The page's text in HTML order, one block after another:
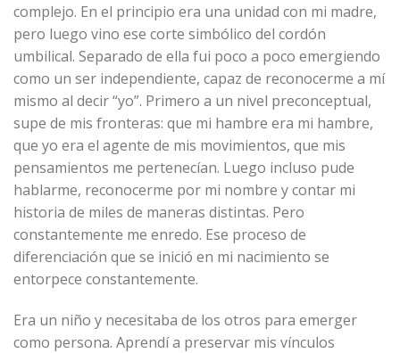
complejo. En el principio era una unidad con mi madre,
pero luego vino ese corte simbólico del cordón
umbilical. Separado de ella fui poco a poco emergiendo
como un ser independiente, capaz de reconocerme a mí
mismo al decir “yo”. Primero a un nivel preconceptual,
supe de mis fronteras: que mi hambre era mi hambre,
que yo era el agente de mis movimientos, que mis
pensamientos me pertenecían. Luego incluso pude
hablarme, reconocerme por mi nombre y contar mi
historia de miles de maneras distintas. Pero
constantemente me enredo. Ese proceso de
diferenciación que se inició en mi nacimiento se
entorpece constantemente.
Era un niño y necesitaba de los otros para emerger
como persona. Aprendí a preservar mis vínculos